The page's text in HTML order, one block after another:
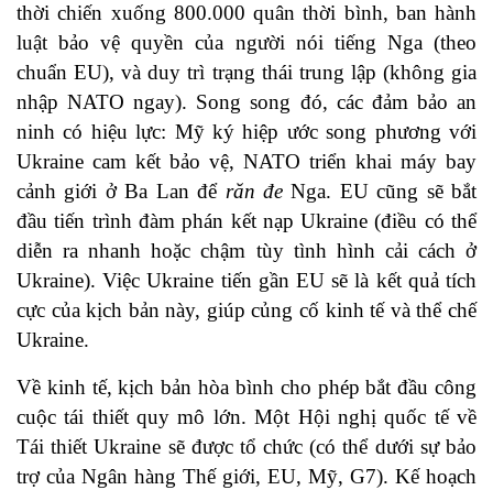
thời chiến xuống 800.000 quân thời bình, ban hành
luật bảo vệ quyền của người nói tiếng Nga (theo
chuẩn EU), và duy trì trạng thái trung lập (không gia
nhập NATO ngay). Song song đó, các đảm bảo an
ninh có hiệu lực: Mỹ ký hiệp ước song phương với
Ukraine cam kết bảo vệ, NATO triển khai máy bay
cảnh giới ở Ba Lan để răn đeNga. EU cũng sẽ bắt
đầu tiến trình đàm phán kết nạp Ukraine (điều có thể
diễn ra nhanh hoặc chậm tùy tình hình cải cách ở
Ukraine). Việc Ukraine tiến gần EU sẽ là kết quả tích
cực của kịch bản này, giúp củng cố kinh tế và thể chế
Ukraine.
Về kinh tế, kịch bản hòa bình cho phép bắt đầu công
cuộc tái thiết quy mô lớn. Một Hội nghị quốc tế về
Tái thiết Ukraine sẽ được tổ chức (có thể dưới sự bảo
trợ của Ngân hàng Thế giới, EU, Mỹ, G7). Kế hoạch